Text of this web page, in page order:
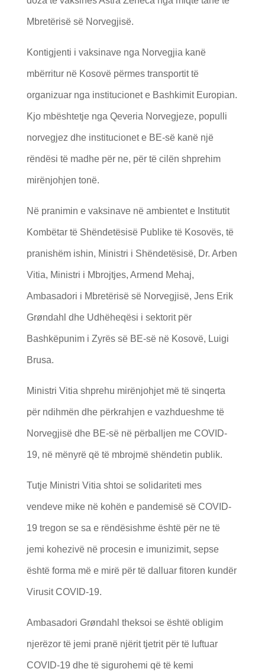
Mbretërisë së Norvegjisë.
Kontigjenti i vaksinave nga Norvegjia kanë
mbërritur në Kosovë përmes transportit të
organizuar nga institucionet e Bashkimit Europian.
Kjo mbështetje nga Qeveria Norvegjeze, populli
norvegjez dhe institucionet e BE-së kanë një
rëndësi të madhe për ne, për të cilën shprehim
mirënjohjen tonë.
Në pranimin e vaksinave në ambientet e Institutit
Kombëtar të Shëndetësisë Publike të Kosovës, të
pranishëm ishin, Ministri i Shëndetësisë, Dr. Arben
Vitia, Ministri i Mbrojtjes, Armend Mehaj,
Ambasadori i Mbretërisë së Norvegjisë, Jens Erik
Grøndahl dhe Udhëheqësi i sektorit për
Bashkëpunim i Zyrës së BE-së në Kosovë, Luigi
Brusa.
Ministri Vitia shprehu mirënjohjet më të sinqerta
për ndihmën dhe përkrahjen e vazhdueshme të
Norvegjisë dhe BE-së në përballjen me COVID-
19, në mënyrë që të mbrojmë shëndetin publik.
Tutje Ministri Vitia shtoi se solidariteti mes
vendeve mike në kohën e pandemisë së COVID-
19 tregon se sa e rëndësishme është për ne të
jemi kohezivë në procesin e imunizimit, sepse
është forma më e mirë për të dalluar fitoren kundër
Virusit COVID-19.
Ambasadori Grøndahl theksoi se është obligim
njerëzor të jemi pranë njërit tjetrit për të luftuar
COVID-19 dhe të sigurohemi që të kemi